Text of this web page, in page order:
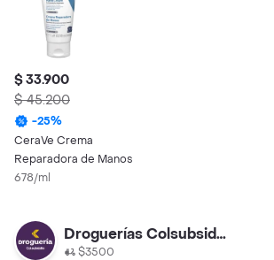
$ 33.900
$ 45.200
-25%
CeraVe Crema
Reparadora de Manos
678/ml
Droguerías Colsubsidio
$3500